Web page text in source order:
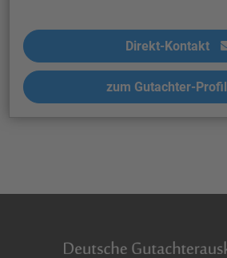
Direkt-Kontakt
zum Gutachter-Profil